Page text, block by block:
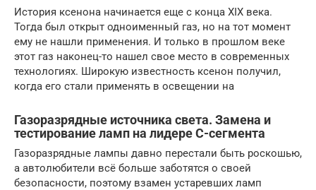
История ксенона начинается еще с конца ХIХ века.
Тогда был открыт одноименный газ, но на тот момент
ему не нашли применения. И только в прошлом веке
этот газ наконец-то нашел свое место в современных
технологиях. Широкую известность ксенон получил,
когда его стали применять в освещении на
Газоразрядные источника света. Замена и
тестирование ламп на лидере C-сегмента
Газоразрядные лампы давно перестали быть роскошью,
а автолюбители всё больше заботятся о своей
безопасности, поэтому взамен устаревших ламп